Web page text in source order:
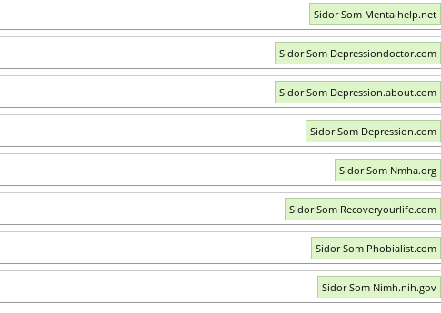
Sidor Som Mentalhelp.net
Sidor Som Depressiondoctor.com
Sidor Som Depression.about.com
Sidor Som Depression.com
Sidor Som Nmha.org
Sidor Som Recoveryourlife.com
Sidor Som Phobialist.com
Sidor Som Nimh.nih.gov